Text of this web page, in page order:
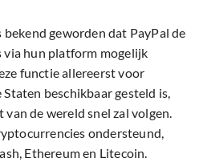
geworden dat PayPal de
hun platform mogelijk
functie allereerst voor
beschikbaar gesteld is,
de wereld snel zal volgen.
ondersteund,
Ethereum en Litecoin.